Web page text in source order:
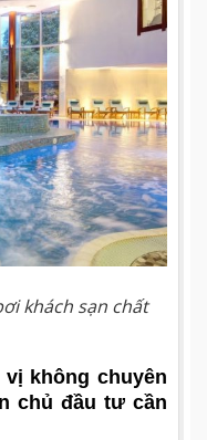
khách sạn chất
không chuyên
chủ đầu tư cần